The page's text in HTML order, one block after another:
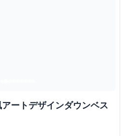
ートデザインダウンベス